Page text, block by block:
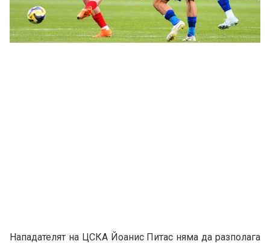
Нападателят на ЦСКА Йоанис Питас няма да разполага